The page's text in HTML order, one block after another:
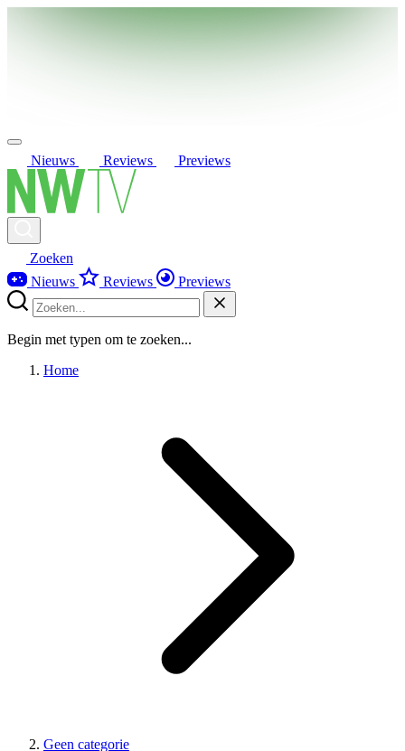
Nieuws Reviews Previews
Zoeken
Nieuws
Reviews Previews
Begin met typen om te zoeken...
Home
Geen categorie